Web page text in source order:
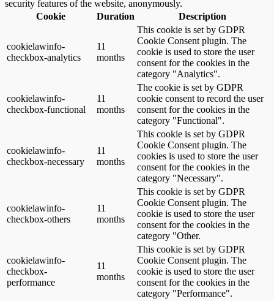
security features of the website, anonymously.
Cookie
Duration Description
cookielawinfo-
checkbox-analytics
11
months
This cookie is set by GDPR
Cookie Consent plugin. The
cookie is used to store the user
consent for the cookies in the
category "Analytics".
cookielawinfo-
checkbox-functional
11
months
The cookie is set by GDPR
cookie consent to record the user
consent for the cookies in the
category "Functional".
cookielawinfo-
checkbox-necessary
11
months
This cookie is set by GDPR
Cookie Consent plugin. The
cookies is used to store the user
consent for the cookies in the
category "Necessary".
cookielawinfo-
checkbox-others
11
months
This cookie is set by GDPR
Cookie Consent plugin. The
cookie is used to store the user
consent for the cookies in the
category "Other.
cookielawinfo-
checkbox-
performance
11
months
This cookie is set by GDPR
Cookie Consent plugin. The
cookie is used to store the user
consent for the cookies in the
category "Performance".